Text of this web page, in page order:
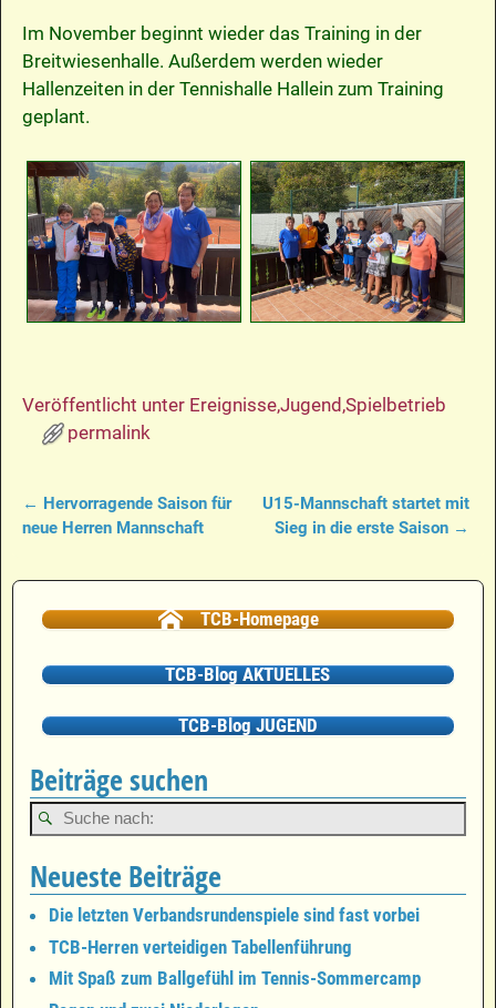
Im November beginnt wieder das Training in der
Breitwiesenhalle. Außerdem werden wieder
Hallenzeiten in der Tennishalle Hallein zum Training
geplant.
Veröffentlicht unter Ereignisse,Jugend ,Spielbetrieb
permalink
Artikelnavigation
← Hervorragende Saison für
neue Herren Mannschaft
U15-Mannschaft startet mit
Sieg in die erste Saison →
TCB-Homepage
TCB-Blog AKTUELLES
TCB-Blog JUGEND
Beiträge suchen
Neueste Beiträge
Die letzten Verbandsrundenspiele sind fast vorbei
TCB-Herren verteidigen Tabellenführung
Mit Spaß zum Ballgefühl im Tennis-Sommercamp